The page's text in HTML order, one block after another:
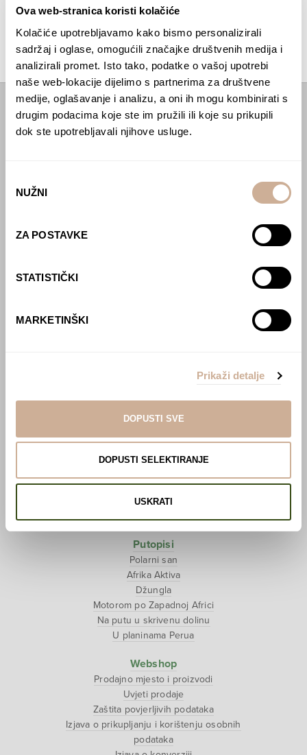
Ova web-stranica koristi kolačiće
Kolačiće upotrebljavamo kako bismo personalizirali
sadržaj i oglase, omogućili značajke društvenih medija i
analizirali promet. Isto tako, podatke o vašoj upotrebi
naše web-lokacije dijelimo s partnerima za društvene
medije, oglašavanje i analizu, a oni ih mogu kombinirati s
drugim podacima koje ste im pružili ili koje su prikupili
dok ste upotrebljavali njihove usluge.
pristanka
NUŽNI
ZA POSTAVKE
STATISTIČKI
MARKETINŠKI
Prikaži detalje
DOPUSTI SVE
DOPUSTI SELEKTIRANJE
USKRATI
neki od perkova koje smo pripremili za vas
ČITAJTE DALJE
Početna
National Geographic – Hrvatska iz zraka
Prodaja izložbenih postamenata
Džungla
sata’
Afrika Aktiva
Putopisi
Polarni san
Afrika Aktiva
Džungla
Motorom po Zapadnoj Africi
Na putu u skrivenu dolinu
U planinama Perua
Webshop
Prodajno mjesto i proizvodi
Uvjeti prodaje
Zaštita povjerljivih podataka
Izjava o prikupljanju i korištenju osobnih
podataka